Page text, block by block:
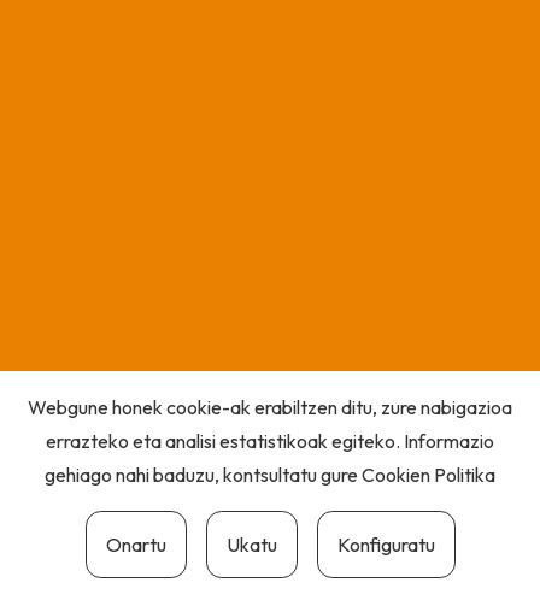
Webgune honek cookie-ak erabiltzen ditu, zure nabigazioa
errazteko eta analisi estatistikoak egiteko. Informazio
gehiago nahi baduzu, kontsultatu gureCookien Politika
Onartu Ukatu Konfiguratu